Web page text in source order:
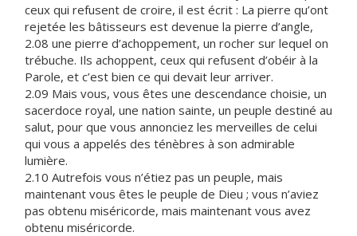
ceux qui refusent de croire, il est écrit : La pierre qu’ont
rejetée les bâtisseurs est devenue la pierre d’angle,
2.08 une pierre d’achoppement, un rocher sur lequel on
trébuche. Ils achoppent, ceux qui refusent d’obéir à la
Parole, et c’est bien ce qui devait leur arriver.
2.09 Mais vous, vous êtes une descendance choisie, un
sacerdoce royal, une nation sainte, un peuple destiné au
salut, pour que vous annonciez les merveilles de celui
qui vous a appelés des ténèbres à son admirable
lumière.
2.10 Autrefois vous n’étiez pas un peuple, mais
maintenant vous êtes le peuple de Dieu ; vous n’aviez
pas obtenu miséricorde, mais maintenant vous avez
obtenu miséricorde.